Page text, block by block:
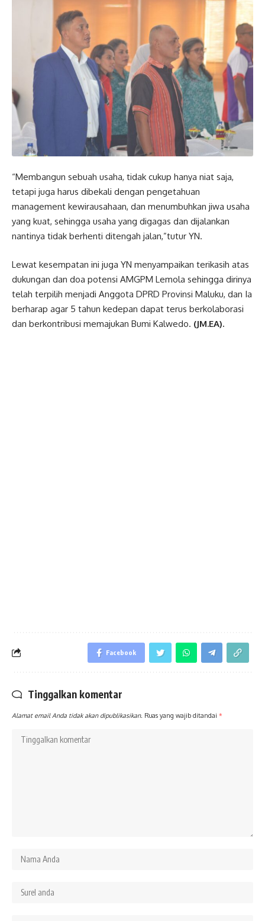
“Membangun sebuah usaha, tidak cukup hanya niat saja,
tetapi juga harus dibekali dengan pengetahuan
management kewirausahaan, dan menumbuhkan jiwa usaha
yang kuat, sehingga usaha yang digagas dan dijalankan
nantinya tidak berhenti ditengah jalan,”tutur YN.
Lewat kesempatan ini juga YN menyampaikan terikasih atas
dukungan dan doa potensi AMGPM Lemola sehingga dirinya
telah terpilih menjadi Anggota DPRD Provinsi Maluku, dan Ia
berharap agar 5 tahun kedepan dapat terus berkolaborasi
dan berkontribusi memajukan Bumi Kalwedo. (JM.EA).
Facebook
Tinggalkan komentar
Alamat email Anda tidak akan dipublikasikan. Ruas yang wajib ditandai *